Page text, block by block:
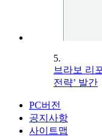
5.
브라보 리
전략’ 발간
PC버전
공지사항
사이트맵